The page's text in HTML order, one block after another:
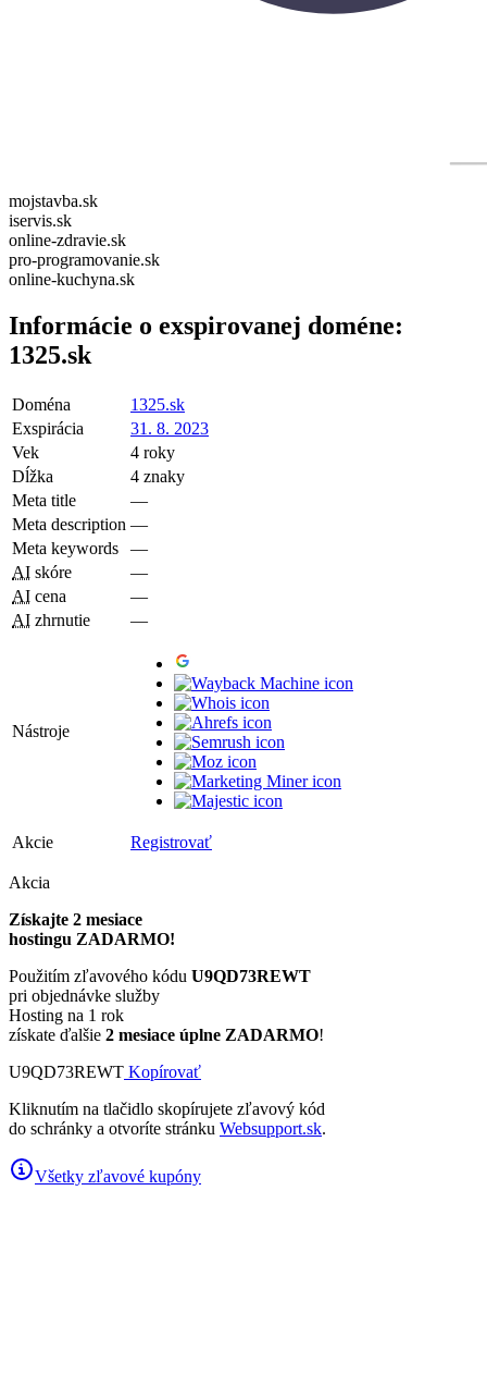
mojstavba.sk
iservis.sk
online-zdravie.sk
pro-programovanie.sk
online-kuchyna.sk
Informácie o exspirovanej doméne:
1325.sk
Doména
1325.sk
Exspirácia
31. 8. 2023
Vek
4 roky
Dĺžka
4 znaky
Meta title
—
Meta description —
Meta keywords
—
AI skóre
—
AI cena
—
AI zhrnutie —
Nástroje
Akcie Registrovať
Akcia
Získajte 2 mesiace
hostingu ZADARMO!
Použitím zľavového kódu U9QD73REWT
pri objednávke služby
Hosting na 1 rok
získate ďalšie 2 mesiace úplne ZADARMO!
U9QD73REWT Kopírovať
Kliknutím na tlačidlo skopírujete zľavový kód
do schránky a otvoríte stránku Websupport.sk.
Všetky zľavové kupóny